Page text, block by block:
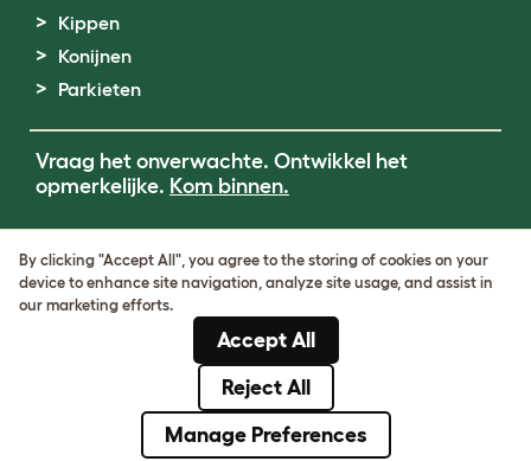
Kippen
Konijnen
Parkieten
Vraag het onverwachte. Ontwikkel het
opmerkelijke. Kom binnen.
Cookie & Privacy Policy
Cookie Settings
BTW-nummer: DE317631106
KvK-nummer: 05028498
© Omlet 2026
By clicking "Accept All", you agree to the storing of cookies on your
device to enhance site navigation, analyze site usage, and assist in
our marketing efforts.
Accept All
Reject All
Manage Preferences